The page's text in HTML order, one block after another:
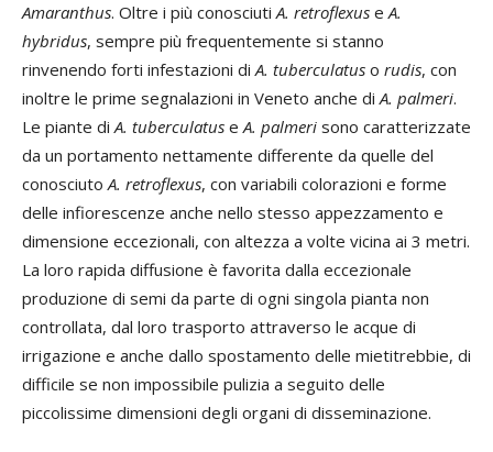
Amaranthus. Oltre i più conosciutiA. retroflexus eA.
hybridus, sempre più frequentemente si stanno
rinvenendo forti infestazioni diA. tuberculatus o rudis, con
inoltre le prime segnalazioni in Veneto anche diA. palmeri.
Le piante diA. tuberculatus eA. palmeri sono caratterizzate
da un portamento nettamente differente da quelle del
conosciutoA. retroflexus, con variabili colorazioni e forme
delle infiorescenze anche nello stesso appezzamento e
dimensione eccezionali, con altezza a volte vicina ai 3 metri.
La loro rapida diffusione è favorita dalla eccezionale
produzione di semi da parte di ogni singola pianta non
controllata, dal loro trasporto attraverso le acque di
irrigazione e anche dallo spostamento delle mietitrebbie, di
difficile se non impossibile pulizia a seguito delle
piccolissime dimensioni degli organi di disseminazione.